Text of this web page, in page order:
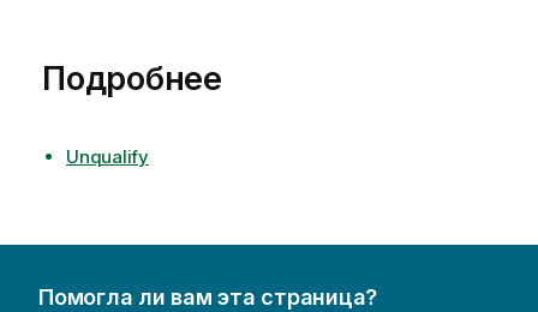
Подробнее
Unqualify
Помогла ли вам эта страница?